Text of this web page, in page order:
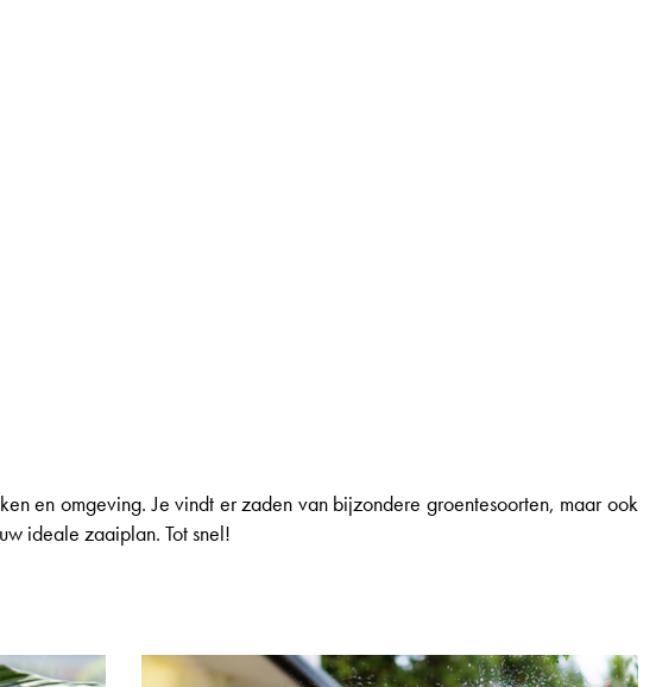
en omgeving. Je vindt er zaden van bijzondere groentesoorten, maar ook
ideale zaaiplan. Tot snel!